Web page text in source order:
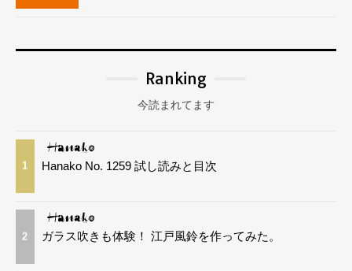
Ranking
今読まれてます
1 Hanako No. 1259 試し読みと目次
2 ガラス吹きも体験！ 江戸風鈴を作ってみた。